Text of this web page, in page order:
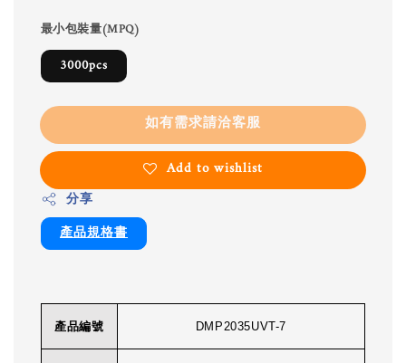
最小包裝量(MPQ)
3000pcs
如有需求請洽客服
Add to wishlist
分享
產品規格書
產品編號 DMP2035UVT-7